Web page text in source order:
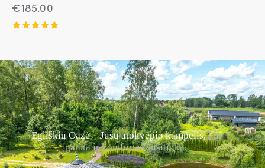
€185.00
iš 5
Egliškių Oazė – Jūsų atokvėpio kampelis,kur
gamta ir komfortas susitinka.